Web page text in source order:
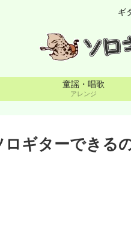
ギ
童謡・唱歌
アレンジ
ギターできる